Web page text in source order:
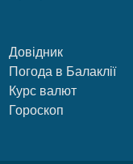
Довідник
Погода в Балаклії
Курс валют
Гороскоп